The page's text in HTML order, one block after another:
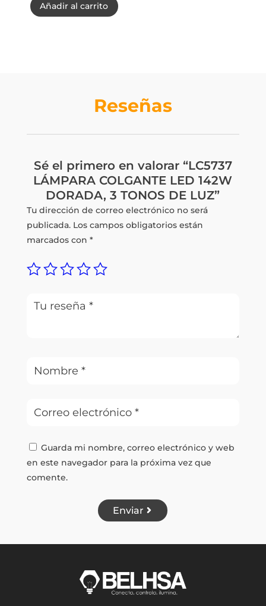
precio
Q675.00.Q539.95.
Añadir al carrito
Reseñas
Sé el primero en valorar “LC5737
LÁMPARA COLGANTE LED 142W
DORADA, 3 TONOS DE LUZ”
Tu dirección de correo electrónico no será
publicada. Los campos obligatorios están
marcados con *
Guarda mi nombre, correo electrónico y web
en este navegador para la próxima vez que
comente.
Enviar